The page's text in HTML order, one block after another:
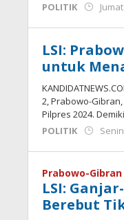
POLITIK
LSI:
untuk
2, Prabowo-
Pilpres 2024.
POLITIK
Prabowo-
LSI:
Berebut